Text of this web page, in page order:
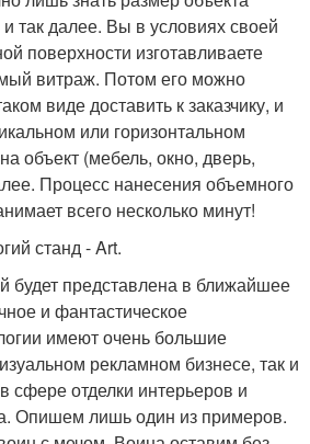
так далее. Вы в условиях своей
поверхности изготавливаете
витраж. Потом его можно
виде доставить к заказчику, и
или горизонтальном
объект (мебель, окно, дверь,
Процесс нанесения объемного
всего несколько минут!
станд - Art.
будет представлена в ближайшее
и фантастическое
имеют очень большие
рекламном бизнесе, так и
сфере отделки интерьеров и
Опишем лишь один из примеров.